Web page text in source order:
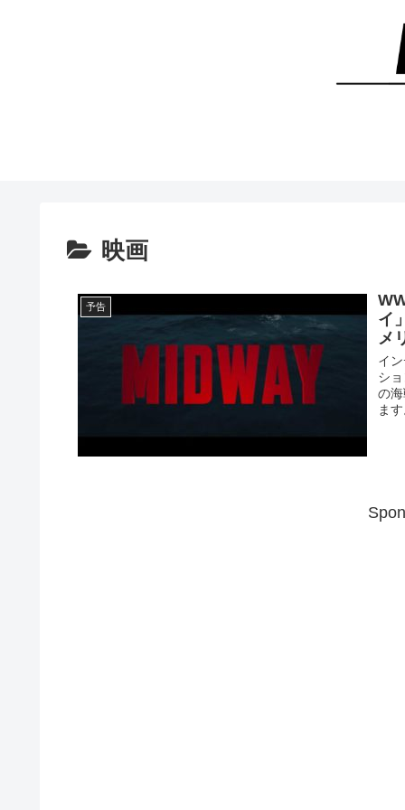
映画
予告
イ
メ
イ
シ
の
ま